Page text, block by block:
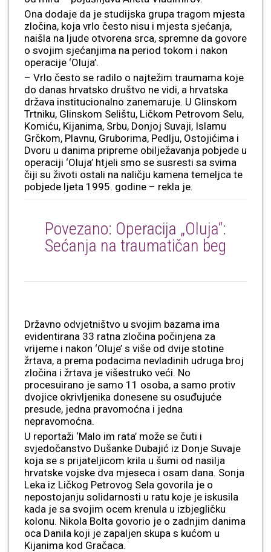
Ona dodaje da je studijska grupa tragom mjesta
zločina, koja vrlo često nisu i mjesta sjećanja,
naišla na ljude otvorena srca, spremne da govore
o svojim sjećanjima na period tokom i nakon
operacije ‘Oluja’.
– Vrlo često se radilo o najtežim traumama koje
do danas hrvatsko društvo ne vidi, a hrvatska
država institucionalno zanemaruje. U Glinskom
Trtniku, Glinskom Selištu, Ličkom Petrovom Selu,
Komiću, Kijanima, Srbu, Donjoj Suvaji, Islamu
Grčkom, Plavnu, Gruborima, Pedlju, Ostojićima i
Dvoru u danima pripreme obilježavanja pobjede u
operaciji ‘Oluja’ htjeli smo se susresti sa svima
čiji su životi ostali na naličju kamena temeljca te
pobjede ljeta 1995. godine – rekla je.
Povezano: Operacija „Oluja“:
Sećanja na traumatičan beg
Državno odvjetništvo u svojim bazama ima
evidentirana 33 ratna zločina počinjena za
vrijeme i nakon ‘Oluje’ s više od dvije stotine
žrtava, a prema podacima nevladinih udruga broj
zločina i žrtava je višestruko veći. No
procesuirano je samo 11 osoba, a samo protiv
dvojice okrivljenika donesene su osuđujuće
presude, jedna pravomoćna i jedna
nepravomoćna.
U reportaži ‘Malo im rata’ može se čuti i
svjedočanstvo Dušanke Dubajić iz Donje Suvaje
koja se s prijateljicom krila u šumi od nasilja
hrvatske vojske dva mjeseca i osam dana. Sonja
Leka iz Ličkog Petrovog Sela govorila je o
nepostojanju solidarnosti u ratu koje je iskusila
kada je sa svojim ocem krenula u izbjegličku
kolonu. Nikola Bolta govorio je o zadnjim danima
oca Danila koji je zapaljen skupa s kućom u
Kijanima kod Gračaca.